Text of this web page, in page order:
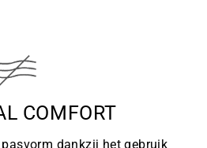
COMFORT
dankzij het gebruik